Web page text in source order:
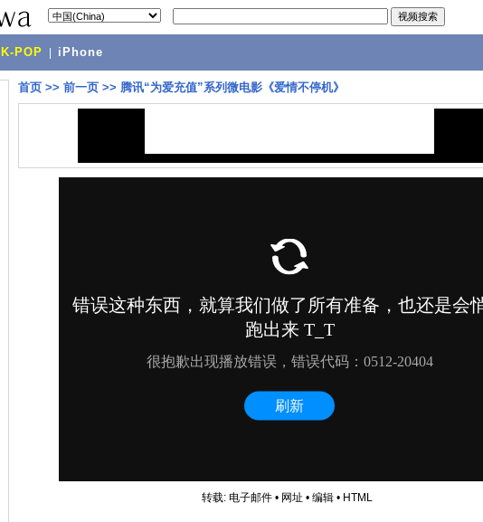
K-POP iPhone
首页 >> 前一页 >> 腾讯“为爱充值”系列微电影《爱情不停机》
转载: 电子邮件• 网址 • 编辑• HTML